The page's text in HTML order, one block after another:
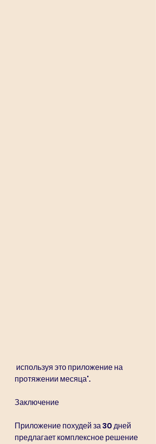
протяжении месяца'.
Заключение
Приложение похудей за 30 дней
предлагает комплексное решение